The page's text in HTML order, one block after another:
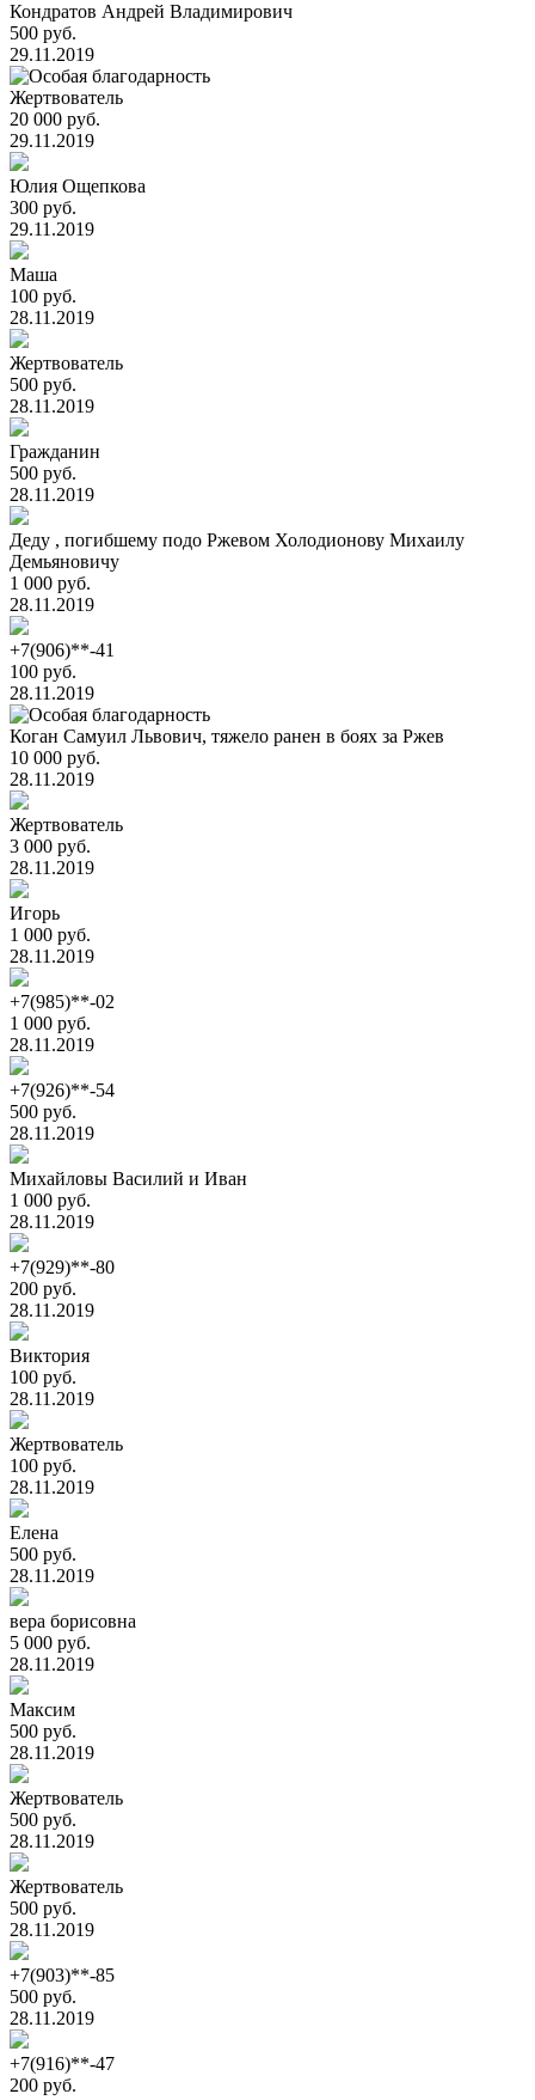
Кондратов Андрей Владимирович
500 руб.
29.11.2019
Жертвователь
20 000 руб.
29.11.2019
Юлия Ощепкова
300 руб.
29.11.2019
Маша
100 руб.
28.11.2019
Жертвователь
500 руб.
28.11.2019
Гражданин
500 руб.
28.11.2019
Деду , погибшему подо Ржевом Холодионову Михаилу
Демьяновичу
1 000 руб.
28.11.2019
+7(906)**-41
100 руб.
28.11.2019
Коган Самуил Львович, тяжело ранен в боях за Ржев
10 000 руб.
28.11.2019
Жертвователь
3 000 руб.
28.11.2019
Игорь
1 000 руб.
28.11.2019
+7(985)**-02
1 000 руб.
28.11.2019
+7(926)**-54
500 руб.
28.11.2019
Михайловы Василий и Иван
1 000 руб.
28.11.2019
+7(929)**-80
200 руб.
28.11.2019
Виктория
100 руб.
28.11.2019
Жертвователь
100 руб.
28.11.2019
Елена
500 руб.
28.11.2019
вера борисовна
5 000 руб.
28.11.2019
Максим
500 руб.
28.11.2019
Жертвователь
500 руб.
28.11.2019
Жертвователь
500 руб.
28.11.2019
+7(903)**-85
500 руб.
28.11.2019
+7(916)**-47
200 руб.